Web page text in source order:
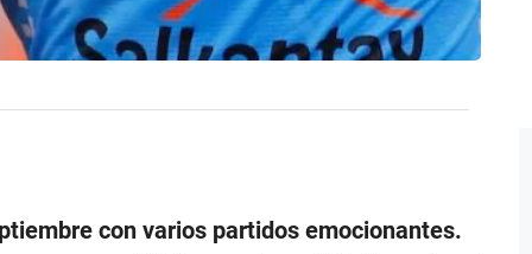
con varios partidos emocionantes.